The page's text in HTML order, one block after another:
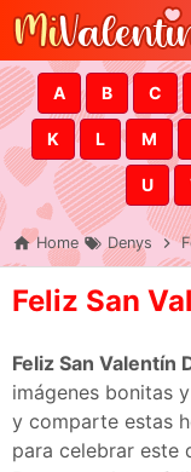
A B C
K L M
U
Home Denys
Feliz San
Feliz San Valentín
imágenes bonitas
y comparte estas
para celebrar este